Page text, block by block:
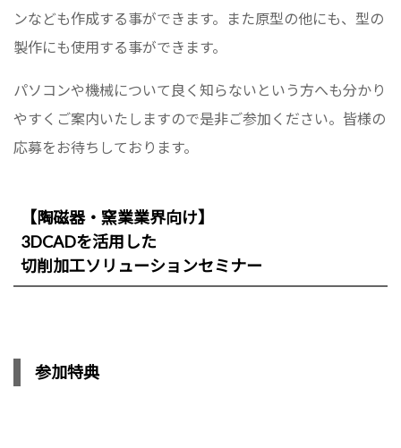
ンなども作成する事ができます。また原型の他にも、型の
製作にも使用する事ができます。
パソコンや機械について良く知らないという方へも分かり
やすくご案内いたしますので是非ご参加ください。皆様の
応募をお待ちしております。
【陶磁器・窯業業界向け】
3DCADを活用した
切削加工ソリューションセミナー
参加特典